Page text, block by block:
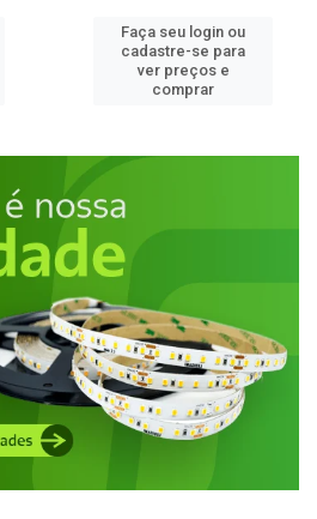
Faça seu login ou
cadastre-se para
ver preços e
comprar